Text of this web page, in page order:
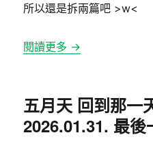
所以還是拆兩篇吧 >w<
閱讀更多 →
五月天 回到那一
2026.01.31. 最後